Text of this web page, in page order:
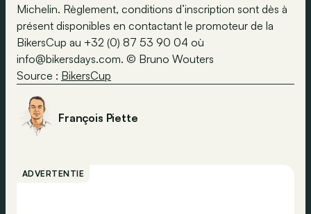
Michelin. Règlement, conditions d’inscription sont dès à
présent disponibles en contactant le promoteur de la
BikersCup au +32 (0) 87 53 90 04 où
info@bikersdays.com. © Bruno Wouters
Source : BikersCup
François Piette
ADVERTENTIE